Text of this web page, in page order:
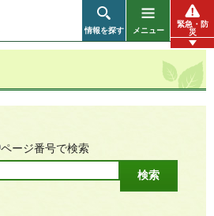
情報を探す メニュー
緊急・防
災
ページ番号で検索